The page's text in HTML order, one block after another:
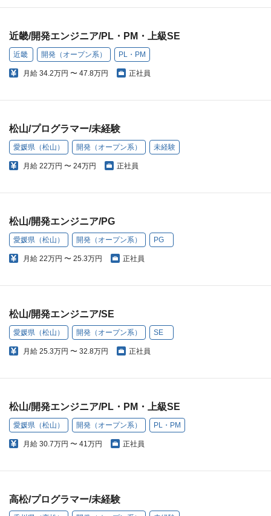
近畿/開発エンジニア/PL・PM・上級SE
近畿 開発（オープン系） PL・PM
月給 34.2万円 〜 47.8万円 正社員
松山/プログラマー/未経験
愛媛県（松山） 開発（オープン系） 未経験
月給 22万円 〜 24万円 正社員
松山/開発エンジニア/PG
愛媛県（松山） 開発（オープン系） PG
月給 22万円 〜 25.3万円 正社員
松山/開発エンジニア/SE
愛媛県（松山） 開発（オープン系） SE
月給 25.3万円 〜 32.8万円 正社員
松山/開発エンジニア/PL・PM・上級SE
愛媛県（松山） 開発（オープン系） PL・PM
月給 30.7万円 〜 41万円 正社員
高松/プログラマー/未経験